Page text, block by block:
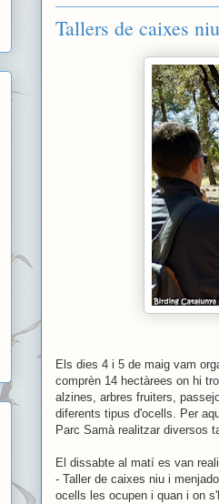
Tallers de caixes
Els dies 4 i 5 de maig vam
comprèn 14 hectàrees on hi
alzines, arbres fruiters,
diferents tipus d'ocells. Per
Parc Samà realitzar diversos
El dissabte al matí es van
- Taller de caixes niu i
ocells les ocupen i quan i on